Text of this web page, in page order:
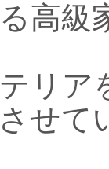
高級
リア
せて